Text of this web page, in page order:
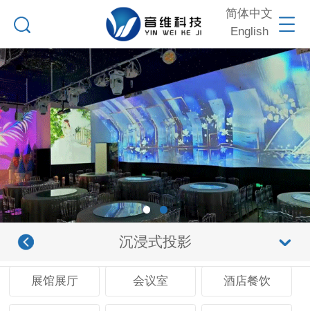
简体中文
English
沉浸式投影
展馆展厅 会议室 酒店餐饮